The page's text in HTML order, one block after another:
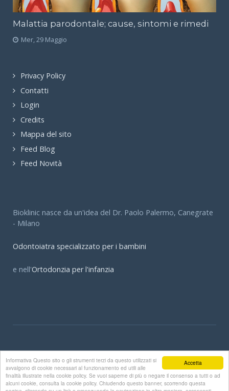
Accetta
Informativa Questo sito o gli strumenti terzi da questo utilizzati si
avvalgono di cookie necessari al funzionamento ed utili alle
finalità illustrate nella cookie policy. Se vuoi saperne di più o negare il consenso a tutti o ad
alcuni cookie, consulta la cookie policy. Chiudendo questo banner, scorrendo questa
Malattia parodontale; cause, sintomi e rimedi
Mer, 29 Maggio
Privacy Policy
Contatti
Login
Credits
Mappa del sito
Feed Blog
Feed Novità
Bioklinic nasce da un'idea del Dr. Paolo Palermo, Canegrate
- Milano
Odontoiatra specializzato per i bambini
e nell'Ortodonzia per l'infanzia
© Bioklinic - Dott. Paolo Palermo Dott.ssa Elena Palermo
Bioklinic.it